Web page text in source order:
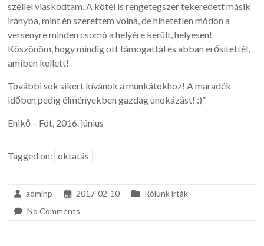
széllel viaskodtam. A kötél is rengetegszer tekeredett másik
irányba, mint én szerettem volna, de hihetetlen módon a
versenyre minden csomó a helyére került, helyesen!
Köszönöm, hogy mindig ott támogattál és abban erősítettél,
amiben kellett!
További sok sikert kívánok a munkátokhoz! A maradék
időben pedig élményekben gazdag unokázást! :)”
Enikő – Fót, 2016. június
Tagged on: oktatás
adminp 2017-02-10
Rólunk írták
No Comments